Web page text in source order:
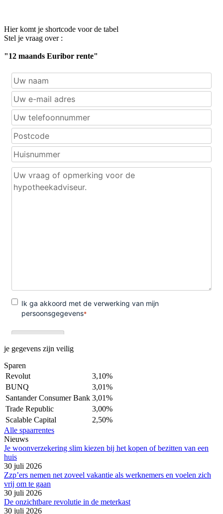
Hier komt je shortcode voor de tabel
Stel je vraag over :
"12 maands Euribor rente"
je gegevens zijn veilig
Sparen
Revolut
3,10%
BUNQ
3,01%
Santander Consumer Bank 3,01%
Trade Republic
3,00%
Scalable Capital
2,50%
Alle spaarrentes
Nieuws
Je woonverzekering slim kiezen bij het kopen of bezitten van een
huis
30 juli 2026
Zzp’ers nemen net zoveel vakantie als werknemers en voelen zich
vrij om te gaan
30 juli 2026
De onzichtbare revolutie in de meterkast
30 juli 2026